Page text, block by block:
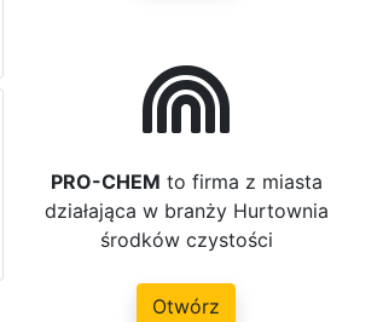
PRO-CHEM to firma z miasta
działająca w branży Hurtownia
środków czystości
Otwórz